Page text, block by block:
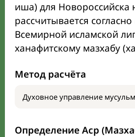
иша) для Новороссийска
рассчитывается
Всемирной исламской
ханафитскому мазхабу
Метод расчёта
Определение Аср